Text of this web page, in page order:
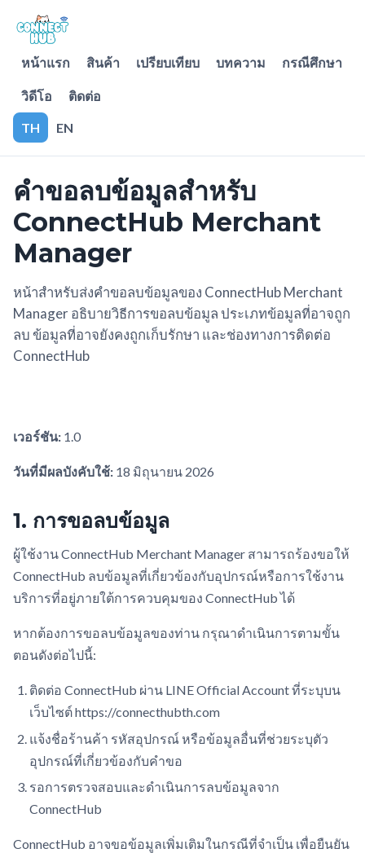
หน้าแรก สินค้า เปรียบเทียบ บทความ กรณีศึกษา
วิดีโอ ติดต่อ
TH EN
คำขอลบข้อมูลสำหรับ
ConnectHub Merchant
Manager
หน้าสำหรับส่งคำขอลบข้อมูลของ ConnectHub Merchant
Manager อธิบายวิธีการขอลบข้อมูล ประเภทข้อมูลที่อาจถูก
ลบ ข้อมูลที่อาจยังคงถูกเก็บรักษา และช่องทางการติดต่อ
ConnectHub
เวอร์ชัน: 1.0
วันที่มีผลบังคับใช้: 18 มิถุนายน 2026
1. การขอลบข้อมูล
ผู้ใช้งาน ConnectHub Merchant Manager สามารถร้องขอให้
ConnectHub ลบข้อมูลที่เกี่ยวข้องกับอุปกรณ์หรือการใช้งาน
บริการที่อยู่ภายใต้การควบคุมของ ConnectHub ได้
หากต้องการขอลบข้อมูลของท่าน กรุณาดำเนินการตามขั้น
ตอนดังต่อไปนี้:
ติดต่อ ConnectHub ผ่าน LINE Official Account ที่ระบุบน
เว็บไซต์ https://connecthubth.com
แจ้งชื่อร้านค้า รหัสอุปกรณ์ หรือข้อมูลอื่นที่ช่วยระบุตัว
อุปกรณ์ที่เกี่ยวข้องกับคำขอ
รอการตรวจสอบและดำเนินการลบข้อมูลจาก
ConnectHub
ConnectHub อาจขอข้อมูลเพิ่มเติมในกรณีที่จำเป็น เพื่อยืนยัน